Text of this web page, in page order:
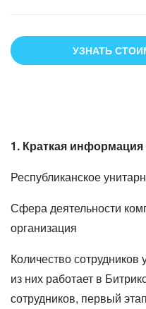
1. Краткая информация
Республиканское
Сфера деятельности
организация
Количество сотрудников
из них работает в
сотрудников, первый
УЗНАТЬ